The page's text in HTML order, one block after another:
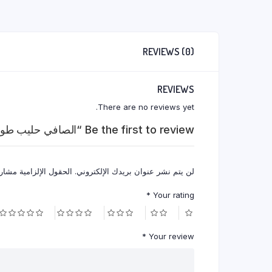
REVIEWS (0)
REVIEWS
There are no reviews yet.
Be the first to review “الصافي حليب طويل الاجل 1 لتر”
لن يتم نشر عنوان بريدك الإلكتروني. الحقول الإلزامية مشار
Your rating
*
Your review
*